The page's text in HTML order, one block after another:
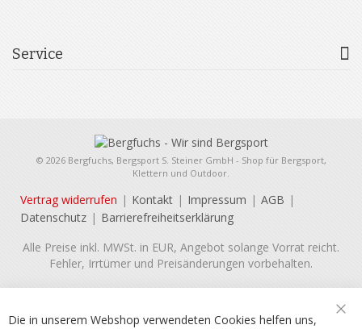
Service
© 2026 Bergfuchs, Bergsport S. Steiner GmbH - Shop für Bergsport,
Klettern und Outdoor.
Vertrag widerrufen Kontakt Impressum
AGB
Datenschutz
Barrierefreiheitserklärung
Alle Preise inkl. MWSt. in EUR, Angebot solange Vorrat reicht.
Fehler, Irrtümer und Preisänderungen vorbehalten.
Die in unserem Webshop verwendeten Cookies helfen uns,